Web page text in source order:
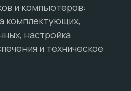
и компьютеров:
комплектующих,
настройка
и техническое